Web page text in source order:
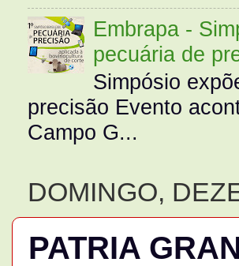
Embrapa -
pecuária de
Simpósio
precisão Evento
Campo G...
DOMINGO,
PATRIA